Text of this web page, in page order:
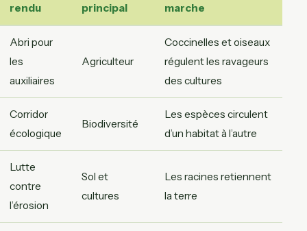
rendu
principal
marche
Abri pour
les
auxiliaires
Agriculteur
Coccinelles et oiseaux
régulent les ravageurs
des cultures
Corridor
écologique
Biodiversité
Les espèces circulent
d’un habitat à l’autre
Lutte
contre
l’érosion
Sol et
cultures
Les racines retiennent
la terre